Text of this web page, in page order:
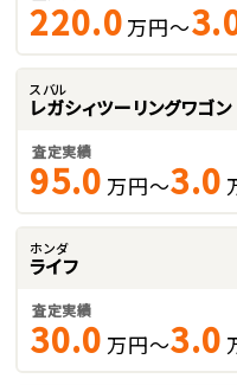
220.0 万円～
スバル
レガシィツーリングワゴン
査定実績
95.0 万円～3.0
ホンダ
ライフ
査定実績
30.0 万円～3.0